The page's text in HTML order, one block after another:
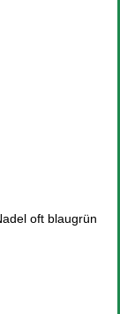
oft blaugrün